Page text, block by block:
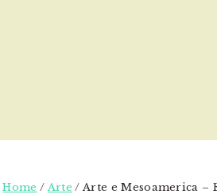
Home / Arte / Arte e Mesoamerica –